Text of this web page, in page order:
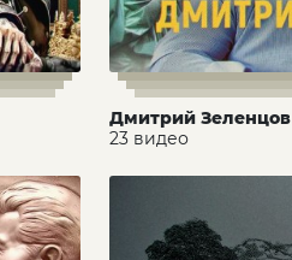
Дмитрий Зеленцов
23 видео